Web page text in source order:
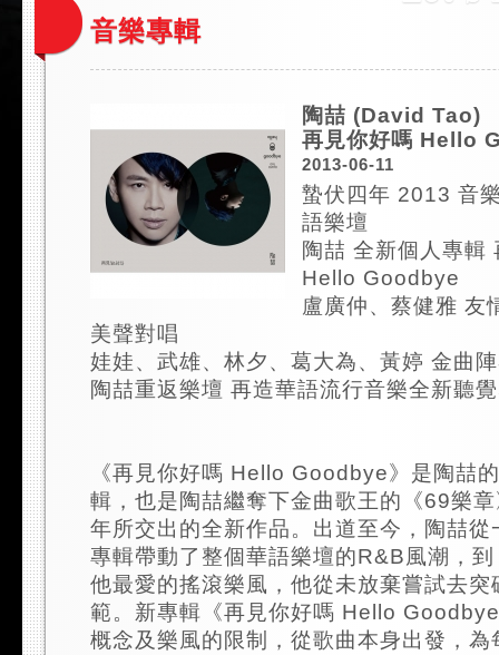
音樂專輯
陶喆 (David Tao)
再見你好嗎 Hello
2013-06-11
蟄伏四年 2013 音
語樂壇
陶喆 全新個人專輯
Hello Goodbye
盧廣仲、蔡健雅
美聲對唱
娃娃、武雄、林夕、葛大為、黃婷 金曲
陶喆重返樂壇 再造華語流行音樂全新聽
《再見你好嗎 Hello Goodbye》是陶喆
輯，也是陶喆繼奪下金曲歌王的《69樂
年所交出的全新作品。出道至今，陶喆從
專輯帶動了整個華語樂壇的R&B風潮，
他最愛的搖滾樂風，他從未放棄嘗試去突
範。新專輯《再見你好嗎 Hello
概念及樂風的限制，從歌曲本身出發，為